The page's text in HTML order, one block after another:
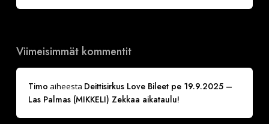
Viimeisimmät kommentit
Timo aiheesta Deittisirkus Love Bileet pe 19.9.2025 –
Las Palmas (MIKKELI) Zekkaa aikataulu!